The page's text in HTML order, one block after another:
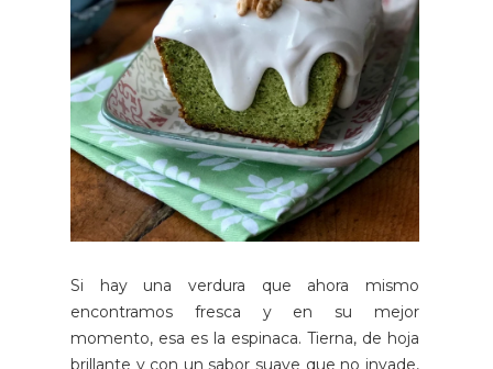
Si hay una verdura que ahora mismo
encontramos fresca y en su mejor
momento, esa es la espinaca. Tierna, de hoja